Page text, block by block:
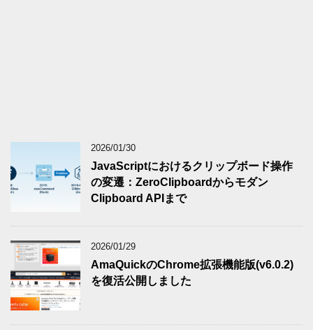
2026/01/30
JavaScriptにおけるクリップボード操作
の変遷：ZeroClipboardからモダン
Clipboard APIまで
2026/01/29
AmaQuickのChrome拡張機能版(v6.0.2)
を復活公開しました